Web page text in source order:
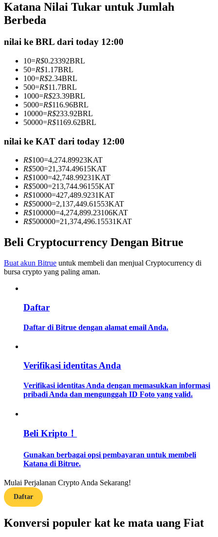
Bergabunglah dengan pedagang top
Menjadi Pedagang Salinan
Nikmati pembagian keuntungan dan komisi copy trading
Informasi
Analisis data besar termasuk info perdagangan, dll.
Strategi perdagangan
Katana Nilai Tukar untuk Jumlah
Berbeda
nilai ke BRL dari today 12:00
10=R$0.23392BRL
50=R$1.17BRL
100=R$2.34BRL
500=R$11.7BRL
1000=R$23.39BRL
5000=R$116.96BRL
10000=R$233.92BRL
50000=R$1169.62BRL
nilai ke KAT dari today 12:00
R$100=4,274.89923KAT
R$500=21,374.49615KAT
R$1000=42,748.99231KAT
R$5000=213,744.96155KAT
R$10000=427,489.9231KAT
R$50000=2,137,449.61553KAT
R$100000=4,274,899.23106KAT
R$500000=21,374,496.15531KAT
Beli Cryptocurrency Dengan Bitrue
Buat akun Bitrue untuk membeli dan menjual Cryptocurrency di
bursa crypto yang paling aman.
Daftar
Daftar di Bitrue dengan alamat email Anda.
Verifikasi identitas Anda
Verifikasi identitas Anda dengan memasukkan informasi
pribadi Anda dan mengunggah ID Foto yang valid.
Beli Kripto！
Gunakan berbagai opsi pembayaran untuk membeli
Katana di Bitrue.
Mulai Perjalanan Crypto Anda Sekarang!
Daftar
Konversi populer kat ke mata uang Fiat